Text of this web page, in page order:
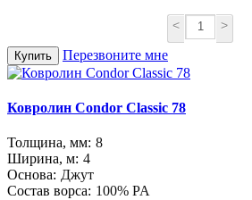
< >
Купить Перезвоните мне
Ковролин Condor Classic 78
Толщина, мм: 8
Ширина, м: 4
Основа: Джут
Состав ворса: 100% PA